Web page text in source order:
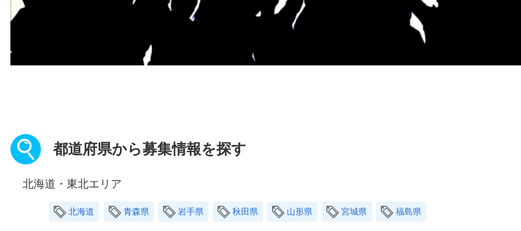
都道府県から募集情報を探す
北海道・東北エリア
北海道 青森県 岩手県 秋田県 山形県 宮城県 福島県